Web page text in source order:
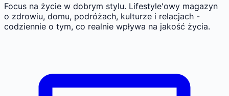
Focus na życie w dobrym stylu. Lifestyle'owy magazyn
o zdrowiu, domu, podróżach, kulturze i relacjach -
codziennie o tym, co realnie wpływa na jakość życia.